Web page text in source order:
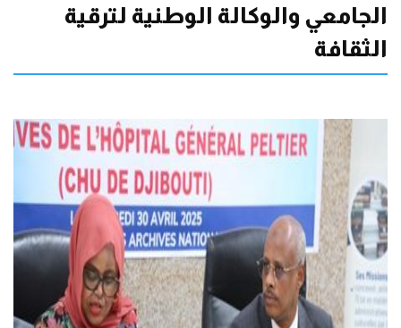
الجامعي والوكالة الوطنية لترقية
الثقافة